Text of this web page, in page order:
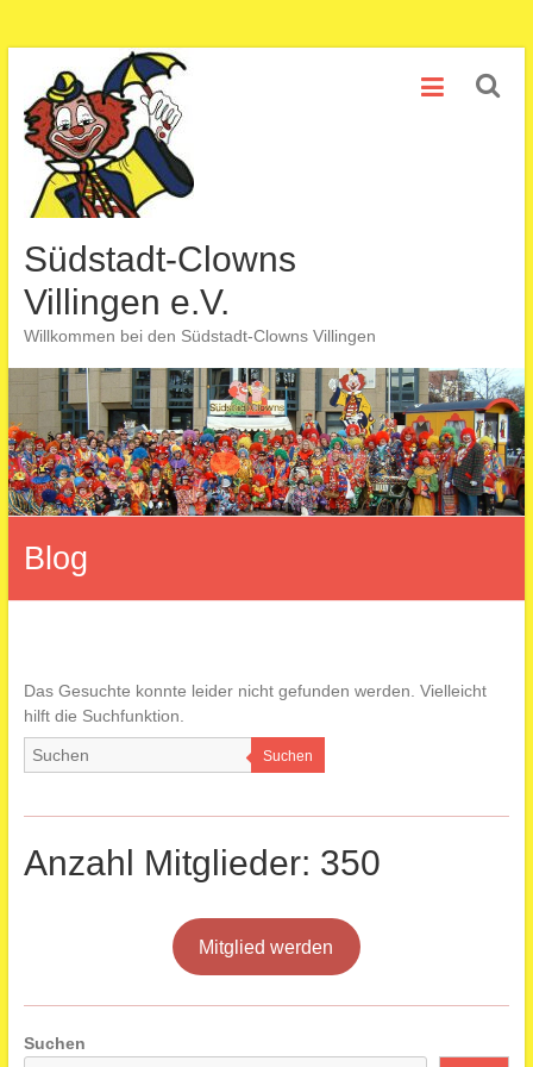
springen
Südstadt-Clowns
Villingen e.V.
Willkommen bei den Südstadt-Clowns Villingen
Blog
Das Gesuchte konnte leider nicht gefunden werden. Vielleicht
hilft die Suchfunktion.
Suchen
Anzahl Mitglieder: 350
Mitglied werden
Suchen